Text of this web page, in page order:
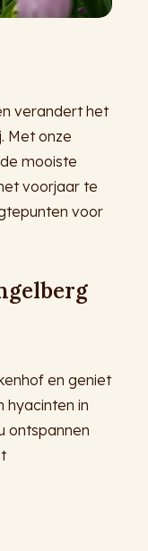
verandert het
Met onze
mooiste
voorjaar te
voor
en geniet
hyacinten in
ontspannen